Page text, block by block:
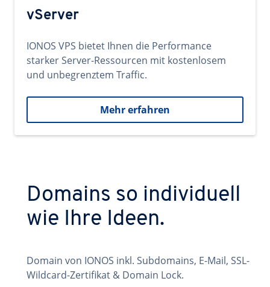
vServer
IONOS VPS bietet Ihnen die Performance
starker Server-Ressourcen mit kostenlosem
und unbegrenztem Traffic.
Mehr erfahren
Domains so individuell
wie Ihre Ideen.
Domain von IONOS inkl. Subdomains, E-Mail, SSL-
Wildcard-Zertifikat & Domain Lock.